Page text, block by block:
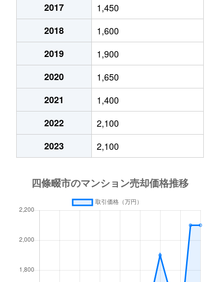
2017
1,450
2018
1,600
2019
1,900
2020
1,650
2021
1,400
2022
2,100
2023
2,100